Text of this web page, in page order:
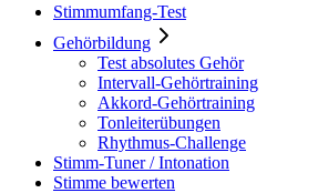
Stimmumfang-Test
Gehörbildung
Test absolutes Gehör
Intervall-Gehörtraining
Akkord-Gehörtraining
Tonleiterübungen
Rhythmus-Challenge
Stimm-Tuner / Intonation
Stimme bewerten